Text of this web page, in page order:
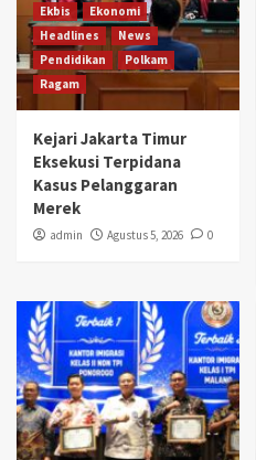
Ekbis
Ekonomi
Headlines
News
Pendidikan
Polkam
Ragam
Kejari Jakarta Timur
Eksekusi Terpidana
Kasus Pelanggaran
Merek
admin Agustus 5, 2026 0